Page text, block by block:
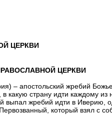
ЦЕРКВИ
ЦЕРКВИ
– апостольский жребий
какую страну идти каждому
выпал жребий идти в Иверию,
который взял с